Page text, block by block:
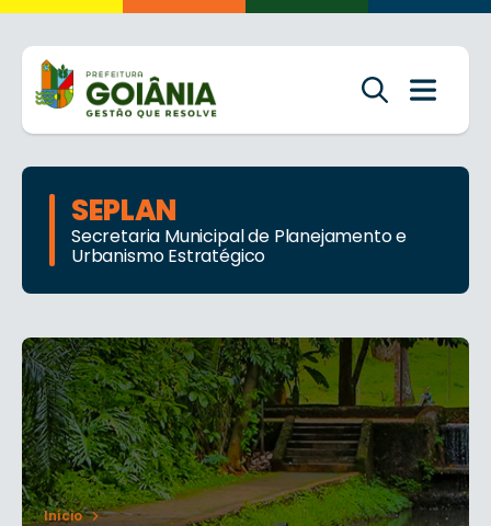
SEPLAN
Secretaria Municipal de Planejamento e
Urbanismo Estratégico
Início